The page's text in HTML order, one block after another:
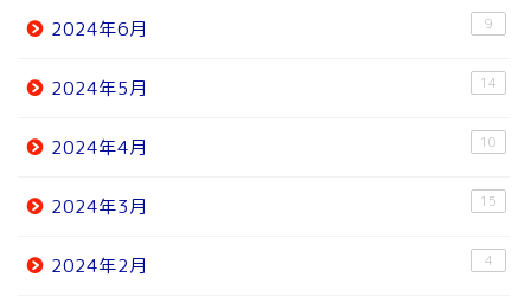
2024年6月 9
2024年5月 14
2024年4月 10
2024年3月 15
2024年2月 4